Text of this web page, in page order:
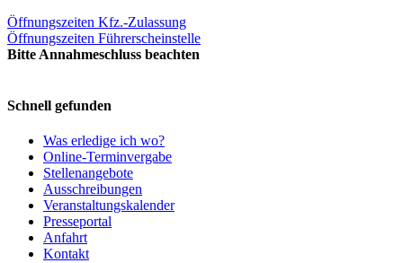
Öffnungszeiten Kfz.-Zulassung
Öffnungszeiten Führerscheinstelle
Bitte Annahmeschluss beachten
Schnell gefunden
Was erledige ich wo?
Online-Terminvergabe
Stellenangebote
Ausschreibungen
Veranstaltungskalender
Presseportal
Anfahrt
Kontakt